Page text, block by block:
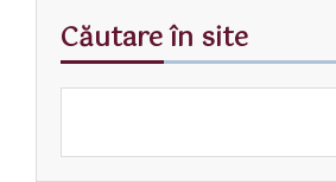
Căutare în site